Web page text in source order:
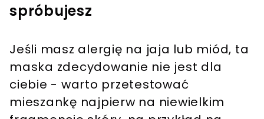
spróbujesz
Jeśli masz alergię na jaja lub miód, ta
maska zdecydowanie nie jest dla
ciebie - warto przetestować
mieszankę najpierw na niewielkim